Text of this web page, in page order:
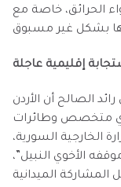
الحرائق، خاصة مع
الصالح أن الأردن
متخصص وطائرات
الخارجية السورية،
الأخوي النبيل”،
المشاركة الميدانية